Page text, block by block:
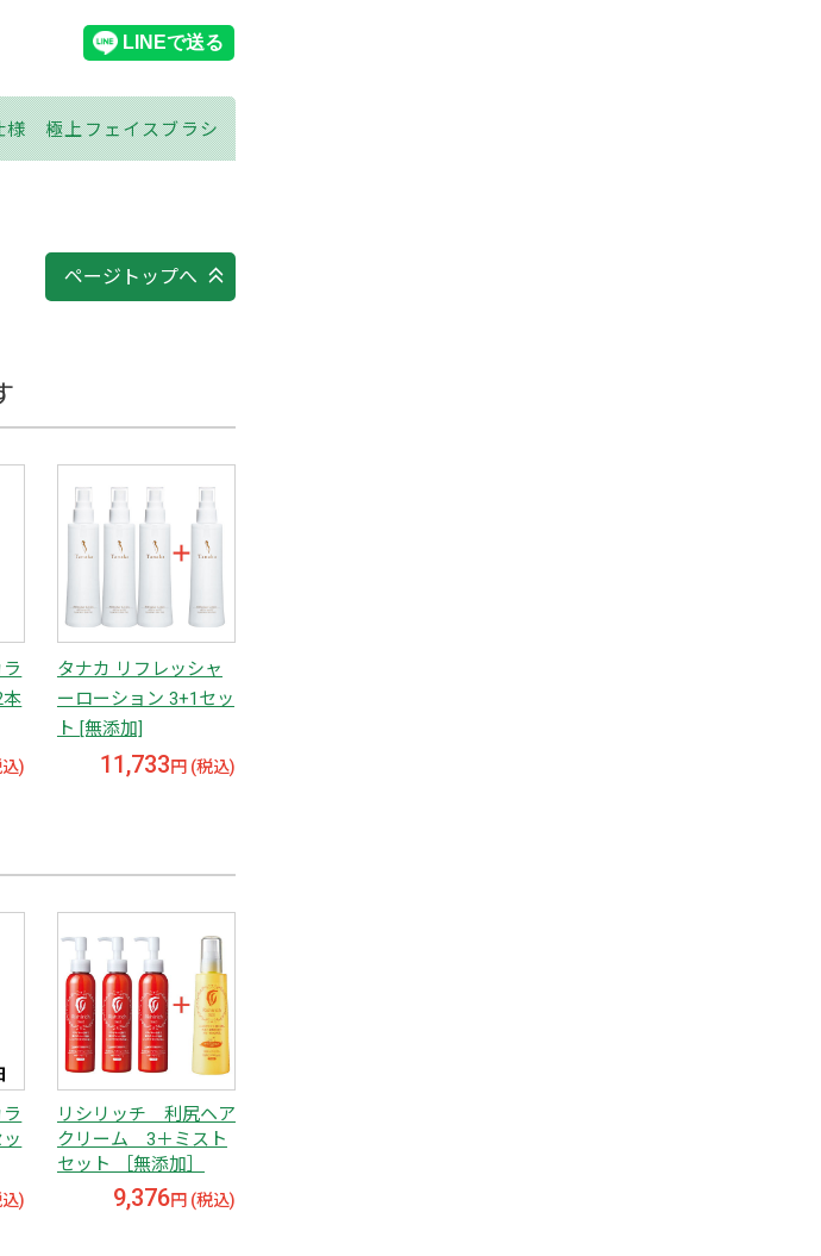
様 極上フェイスブラシ
ページトップへ
本
)
タナカ リフレッシャ
ーローション 3+1セッ
ト [無添加]
11,733円 (税込)
)
リシリッチ 利尻ヘア
クリーム 3＋ミスト
セット ［無添加］
9,376円 (税込)